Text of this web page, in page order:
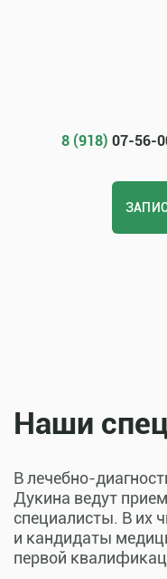
8 (918) 07-56-
Наши
В лечебно-
Дукина ведут
специалисты. В их
и кандидаты
первой